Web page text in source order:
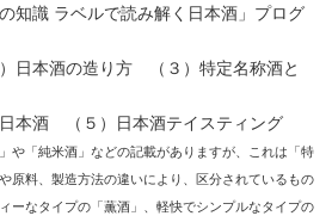
知識 ラベルで読み解く日本酒」プログ
日本酒の造り方 （３）特定名称酒と
日本酒 （５）日本酒テイスティング
や「純米酒」などの記載がありますが、これは「特
原料、製造方法の違いにより、区分されているもの
ーなタイプの「薫酒」、軽快でシンプルなタイプの